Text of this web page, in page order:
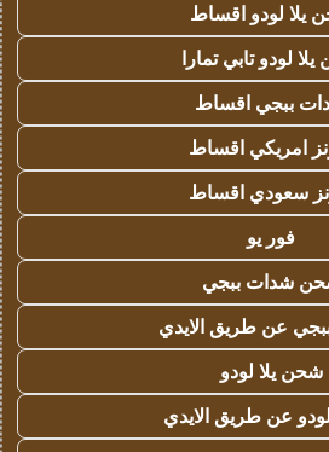
يلا لودو اقساط
لودو تابي تمارا
ببجي اقساط
امريكي اقساط
سعودي اقساط
فور يو
شدات ببجي
عن طريق الايدي
شحن يلا لودو
عن طريق الايدي